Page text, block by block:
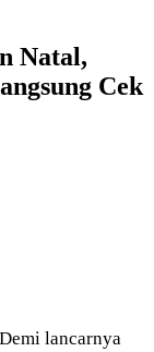
Natal,
Cek
lancarnya